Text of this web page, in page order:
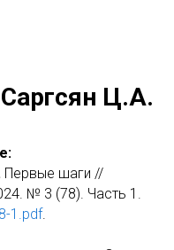
Ц.А.
Первые шаги //
№ 3 (78). Часть 1.
1.pdf.